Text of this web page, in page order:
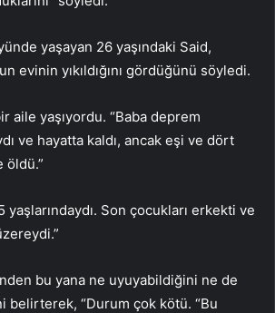
yaşayan 26 yaşındaki Said,
evinin yıkıldığını gördüğünü söyledi.
aile yaşıyordu. “Baba deprem
ve hayatta kaldı, ancak eşi ve dört
öldü.”
yaşlarındaydı. Son çocukları erkekti ve
bu yana ne uyuyabildiğini ne de
belirterek, “Durum çok kötü. “Bu